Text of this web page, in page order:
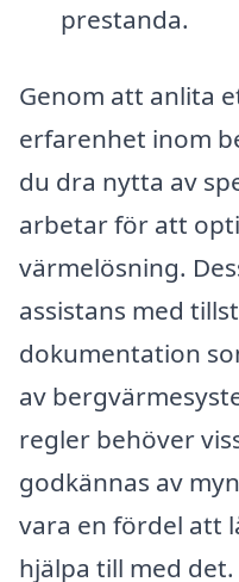
prestanda.
Genom att anlita
erfarenhet inom
du dra nytta av
arbetar för att
värmelösning.
assistans med
dokumentation
av
regler behöver
godkännas av
vara en fördel att
hjälpa till med det.